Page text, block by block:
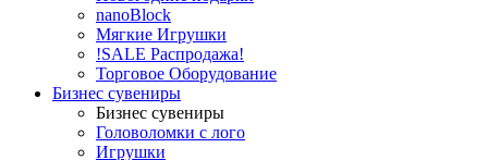
nanoBlock
Мягкие Игрушки
!SALE Распродажа!
Торговое Оборудование
Бизнес сувениры
Бизнес сувениры
Головоломки с лого
Игрушки